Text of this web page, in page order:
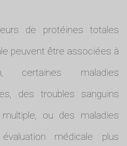
de protéines totales
peuvent être associées à
certaines maladies
des troubles sanguins
ou des maladies
médicale plus